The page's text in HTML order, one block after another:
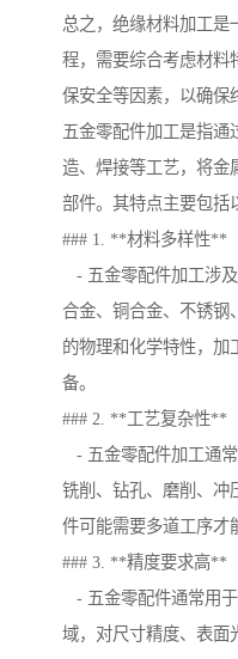
总之，绝缘材料加工是
程，需要综合考虑材料
保安全等因素，以确保
五金零配件加工是指通
造、焊接等工艺，将金
部件。其特点主要包括
### 1. **材料多样性**
- 五金零配件加工涉
合金、铜合金、不锈钢
的物理和化学特性，加
备。
### 2. **工艺复杂性**
- 五金零配件加工通常
铣削、钻孔、磨削、冲
件可能需要多道工序才
### 3. **精度要求高**
- 五金零配件通常用
域，对尺寸精度、表面